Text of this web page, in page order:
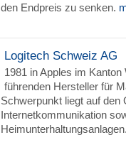
den Endpreis zu senken.
Logitech Schweiz AG
1981 in Apples im
führenden Hersteller für
Schwerpunkt liegt auf den
Internetkommunikation